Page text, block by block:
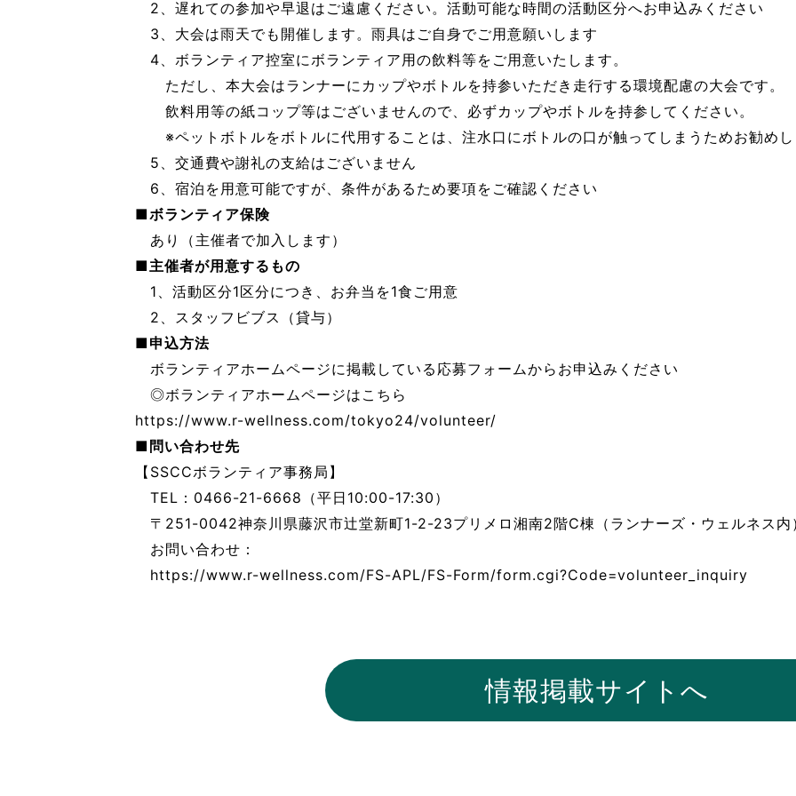
2、遅れての参加や早退はご遠慮ください。活動可能な時間の活動区分へお申込みください
3、大会は雨天でも開催します。雨具はご自身でご用意願いします
4、ボランティア控室にボランティア用の飲料等をご用意いたします。
ただし、本大会はランナーにカップやボトルを持参いただき走行する環境配慮の大会です。
飲料用等の紙コップ等はございませんので、必ずカップやボトルを持参してください。
※ペットボトルをボトルに代用することは、注水口にボトルの口が触ってしまうためお勧め
5、交通費や謝礼の支給はございません
6、宿泊を用意可能ですが、条件があるため要項をご確認ください
■ボランティア保険
あり（主催者で加入します）
■主催者が用意するもの
1、活動区分1区分につき、お弁当を1食ご用意
2、スタッフビブス（貸与）
■申込方法
ボランティアホームページに掲載している応募フォームからお申込みください
◎ボランティアホームページはこちら
https://www.r-wellness.com/tokyo24/volunteer/
■問い合わせ先
【SSCCボランティア事務局】
TEL：0466-21-6668（平日10:00-17:30）
〒251-0042神奈川県藤沢市辻堂新町1-2-23プリメロ湘南2階C棟（ランナーズ・ウェルネス内
お問い合わせ：
https://www.r-wellness.com/FS-APL/FS-Form/form.cgi?Code=volunteer_inquiry
情報掲載サイトへ